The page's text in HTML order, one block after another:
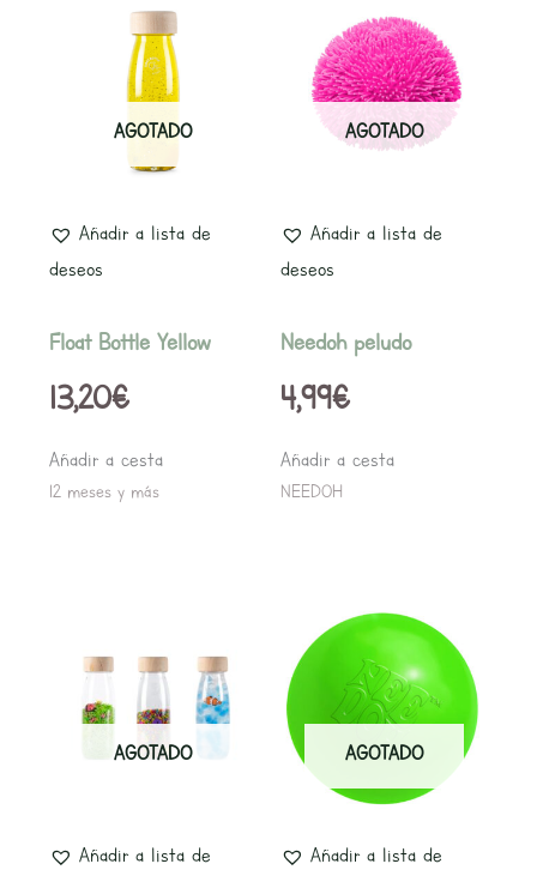
AGOTADO
Añadir a lista de
deseos
Float Bottle Yellow
13,20€
Añadir a cesta
12 meses y más
AGOTADO
Añadir a lista de
deseos
Needoh peludo
4,99€
Añadir a cesta
NEEDOH
AGOTADO
Añadir a lista de
AGOTADO
Añadir a lista de